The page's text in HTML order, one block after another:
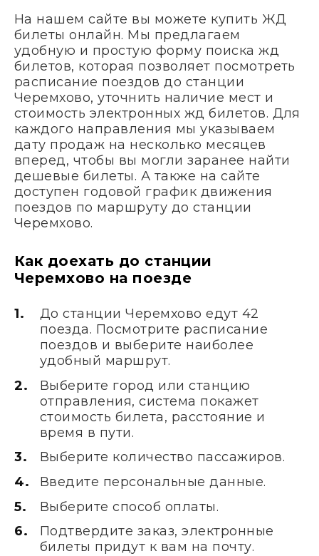
На нашем сайте вы можете купить ЖД
билеты онлайн. Мы предлагаем
удобную и простую форму поиска жд
билетов, которая позволяет посмотреть
расписание поездов до станции
Черемхово, уточнить наличие мест и
стоимость электронных жд билетов. Для
каждого направления мы указываем
дату продаж на несколько месяцев
вперед, чтобы вы могли заранее найти
дешевые билеты. А также на сайте
доступен годовой график движения
поездов по маршруту до станции
Черемхово.
Как доехать до станции
Черемхово на поезде
До станции Черемхово едут 42
поезда. Посмотрите расписание
поездов и выберите наиболее
удобный маршрут.
Выберите город или станцию
отправления, система покажет
стоимость билета, расстояние и
время в пути.
Выберите количество пассажиров.
Введите персональные данные.
Выберите способ оплаты.
Подтвердите заказ, электронные
билеты придут к вам на почту.